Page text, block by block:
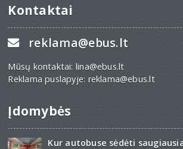
Kontaktai
reklama@ebus.lt
Mūsų kontaktai: lina@ebus.lt
Reklama puslapyje: reklama@ebus.lt
Įdomybės
Kur autobuse sėdėti